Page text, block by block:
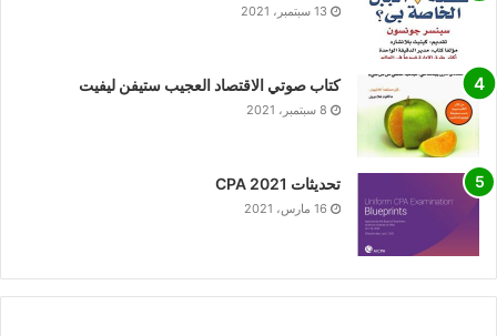
13 سبتمبر، 2021
كتاب صوتي الاقتصاد العجيب ستيفن ليفيت
8 سبتمبر، 2021
تحديثات CPA 2021
16 مارس، 2021